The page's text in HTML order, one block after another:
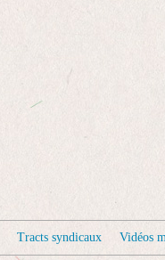
Tracts syndicaux Vidéos